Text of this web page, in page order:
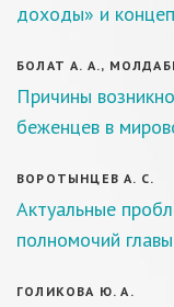
доходы» и
БОЛАТ А. А.,
Пpичины
бeжeнцeв в
ВОРОТЫНЦЕВ А. С.
Актуальные
полномочий
ГОЛИКОВА Ю. А.